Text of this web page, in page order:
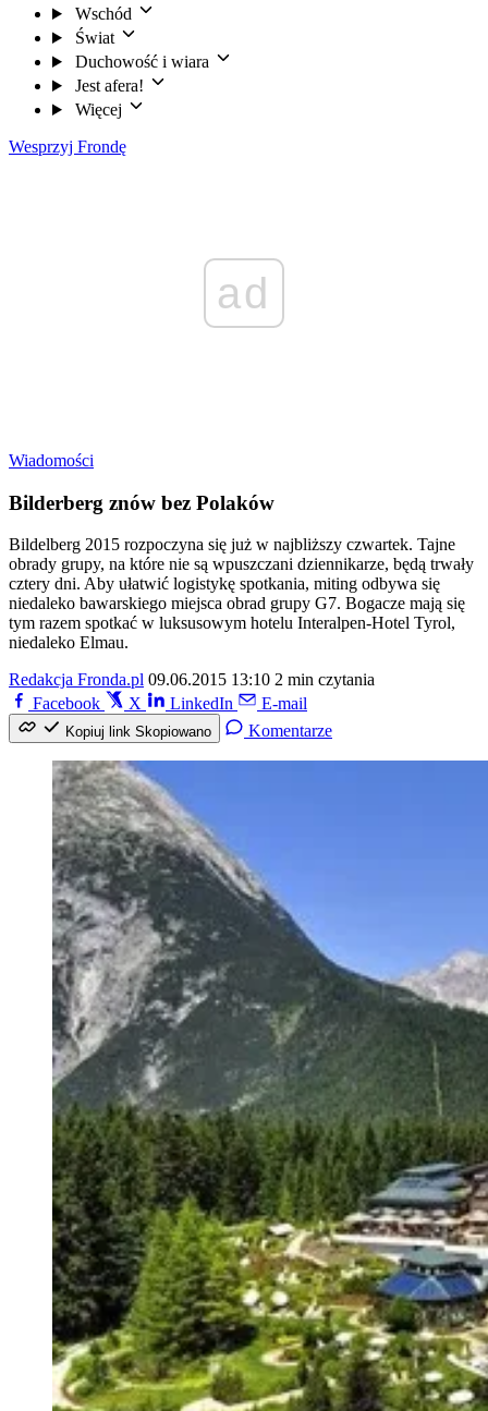
Wschód
Świat
Duchowość i wiara
Jest afera!
Więcej
Wesprzyj Frondę
ad
Wiadomości
Bilderberg znów bez Polaków
Bildelberg 2015 rozpoczyna się już w najbliższy czwartek. Tajne
obrady grupy, na które nie są wpuszczani dziennikarze, będą trwały
cztery dni. Aby ułatwić logistykę spotkania, miting odbywa się
niedaleko bawarskiego miejsca obrad grupy G7. Bogacze mają się
tym razem spotkać w luksusowym hotelu Interalpen-Hotel Tyrol,
niedaleko Elmau.
Redakcja Fronda.pl 09.06.2015 13:10 2 min czytania
Facebook
X LinkedIn E-mail
Kopiuj link Skopiowano Komentarze